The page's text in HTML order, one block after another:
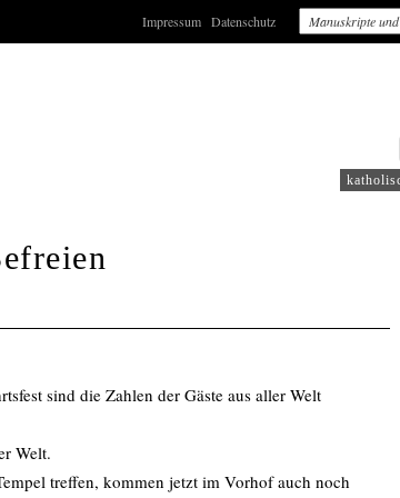
Impressum Datenschutz
sind die Zahlen der Gäste aus aller Welt
Welt.
treffen, kommen jetzt im Vorhof auch noch